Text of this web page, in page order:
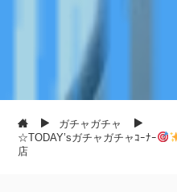
ガチャガチャ
☆TODAY’sガチャガチャｺｰﾅｰ
店